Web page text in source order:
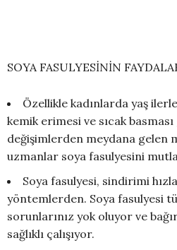
SOYA FASULYESİNİN
Özellikle kadınlarda yaş
kemik erimesi ve sıcak
değişimlerden meydana gelen
uzmanlar soya fasulyesini
Soya fasulyesi, sindirimi
yöntemlerden. Soya fasulyesi
sorunlarınız yok oluyor ve
sağlıklı çalışıyor.